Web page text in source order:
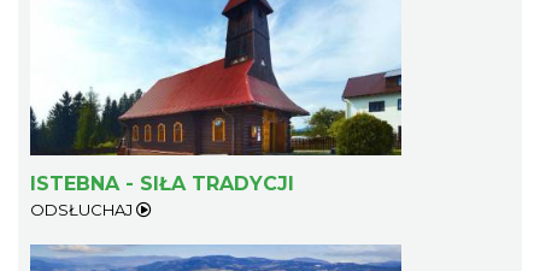
ISTEBNA - SIŁA TRADYCJI
ODSŁUCHAJ